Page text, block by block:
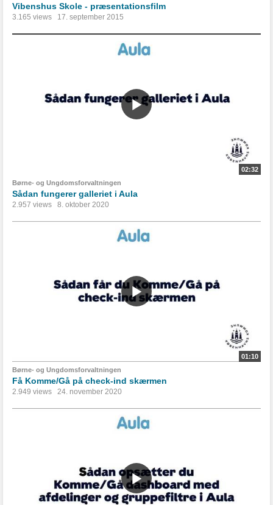
Vibenshus Skole - præsentationsfilm
3.165 views 17. september 2015
02:32
Børne- og Ungdomsforvaltningen
Sådan fungerer galleriet i Aula
2.957 views 8. oktober 2020
01:10
Børne- og Ungdomsforvaltningen
Få Komme/Gå på check-ind skærmen
2.949 views 24. november 2020